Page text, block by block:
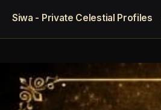
Siwa - Private Celestial Profiles